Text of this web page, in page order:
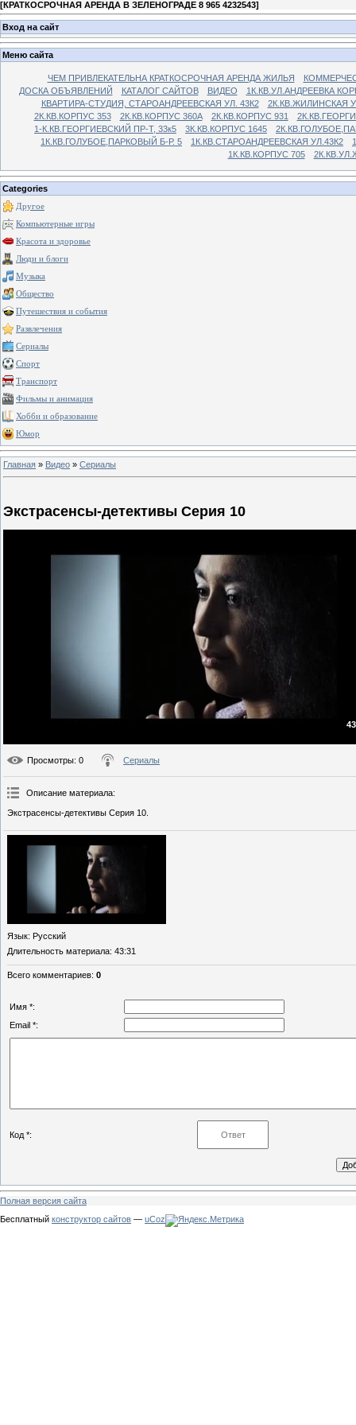
[КРАТКОСРОЧНАЯ АРЕНДА В ЗЕЛЕНОГРАДЕ 8 965 4232543]
Вход на сайт
Меню сайта
ЧЕМ ПРИВЛЕКАТЕЛЬНА КРАТКОСРОЧНАЯ АРЕНДА ЖИЛЬЯ
ДОСКА ОБЪЯВЛЕНИЙ
КАТАЛОГ САЙТОВ ВИДЕО
1К.КВ.УЛ.АНДРЕЕВКА
КВАРТИРА-СТУДИЯ, СТАРОАНДРЕЕВСКАЯ УЛ. 43К2
2К.КВ.ЖИЛИНСКАЯ
2К.КВ.КОРПУС 353
2К.КВ.КОРПУС 360А 2К.КВ.КОРПУС 931
1-К.КВ.ГЕОРГИЕВСКИЙ ПР-Т, 33к5
3К.КВ.КОРПУС 1645
1К.КВ.ГОЛУБОЕ,ПАРКОВЫЙ Б-Р. 5
1К.КВ.СТАРОАНДРЕЕВСКАЯ УЛ.43К2
1К.КВ.КОРПУС 705
Categories
Другое
Компьютерные игры
Красота и здоровье
Люди и блоги
Музыка
Общество
Путешествия и события
Развлечения
Сериалы
Спорт
Транспорт
Фильмы и анимация
Хобби и образование
Юмор
Главная » Видео » Сериалы
Экстрасенсы-детективы Серия 10
Просмотры: 0 Сериалы
Описание материала:
Экстрасенсы-детективы Серия 10.
Язык: Русский
Длительность материала: 43:31
Всего комментариев: 0
Имя *:
Email *:
Код *:
Полная версия сайта
Бесплатный конструктор сайтов — uCoz